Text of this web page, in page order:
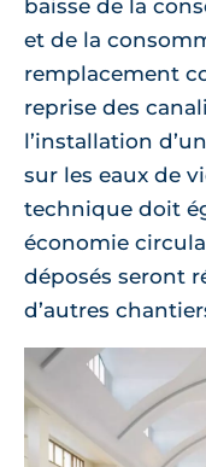
baisse de la
et de la
remplacement
reprise des
l’installation
sur les eaux de
technique doit
économie
déposés seront
d’autres